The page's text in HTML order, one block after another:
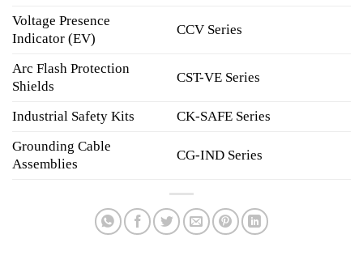
Voltage Presence
Indicator (EV)
CCV Series
Arc Flash Protection
Shields
CST-VE Series
Industrial Safety Kits
CK-SAFE Series
Grounding Cable
Assemblies
CG-IND Series